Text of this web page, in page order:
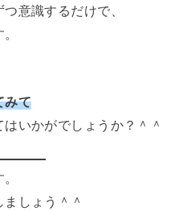
意識するだけで、
みて
いかがでしょうか？＾＾
しょう＾＾